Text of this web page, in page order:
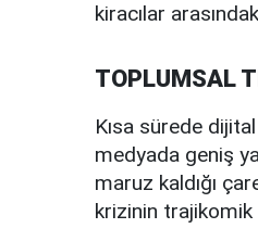
kiracılar
TOPLUMSAL
Kısa sürede
medyada geniş
maruz kaldığı
krizinin trajikomik